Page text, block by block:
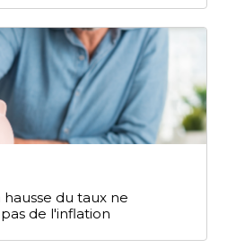
hausse du taux ne
de l'inflation